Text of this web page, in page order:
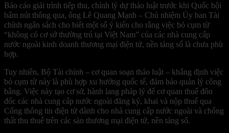
Báo cáo giải trình tiếp thu, chỉnh lý dự thảo luật trước khi Quốc hội
bấm nút thông qua, ông Lê Quang Mạnh – Chủ nhiệm Ủy ban Tài
chính ngân sách cho biết một số ý kiến cho rằng việc bỏ cụm từ
“không có cơ sở thường trú tại Việt Nam” của các nhà cung cấp
nước ngoài kinh doanh thương mại điện tử, nền tảng số là chưa phù
hợp.
Tuy nhiên, Bộ Tài chính – cơ quan soạn thảo luật – khẳng định việc
bỏ cụm từ này là phù hợp xu hướng quốc tế, đảm bảo quản lý công
bằng. Việc này tạo cơ sở, hành lang pháp lý để cơ quan thuế đôn
đốc các nhà cung cấp nước ngoài đăng ký, khai và nộp thuế qua
Cổng thông tin điện tử dành cho nhà cung cấp nước ngoài và chống
thất thu thuế trên các sàn thương mại điện tử, nền tảng số.